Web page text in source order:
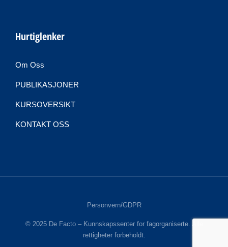
Hurtiglenker
Om Oss
PUBLIKASJONER
KURSOVERSIKT
KONTAKT OSS
© 2025 De Facto – Kunnskapssenter for fagorganiserte. Alle
rettigheter forbeholdt.
Personvern/GDPR